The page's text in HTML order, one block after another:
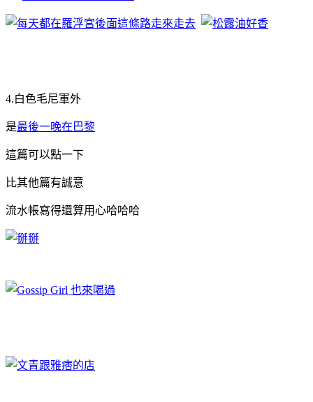
4.白色毛尼軍外
是最後一晚在巴黎
這篇可以點一下
比其他篇有誠意
流水帳寫得還算用心哈哈哈